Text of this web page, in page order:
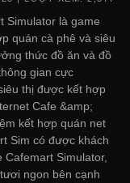
Simulator là game
quán cà phê và siêu
thức đồ ăn và đồ
gian cực
thị được kết hợp
Cafe &amp;
kết hợp quán net
Sim có được khách
Simulator,
ngon bên cạnh